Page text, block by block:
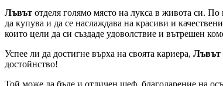
Лъвът отделя голямо място на лукса в живота си.
да купува и да се наслаждава на красиви и
които цели да си създаде удоволствие и вътрешен
Успее ли да достигне върха на своята кариера, Лъвът
достойнство!
Той може да бъде и отличен шеф, благодарение на